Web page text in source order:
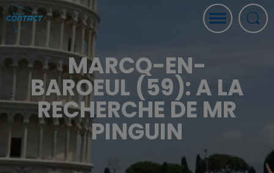
MARCQ-EN-
BAROEUL (59): A LA
RECHERCHE DE MR
PINGUIN